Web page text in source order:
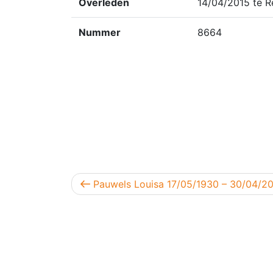
Overleden 14/04/2015 te
Nummer 8664
Berichtnavigatie
Vorig bericht
Pauwels Louisa 17/05/1930 – 30/04/